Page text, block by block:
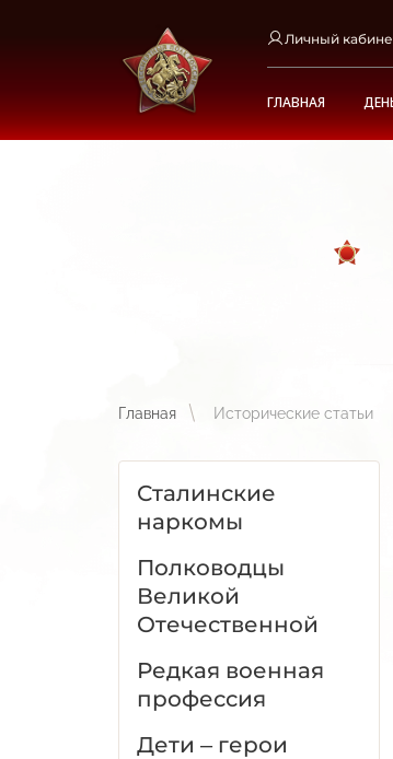
Личный
ГЛАВНАЯ
Главная Исторические статьи
Сталинские
наркомы
Полководцы
Великой
Отечественной
Редкая военная
профессия
Дети – герои